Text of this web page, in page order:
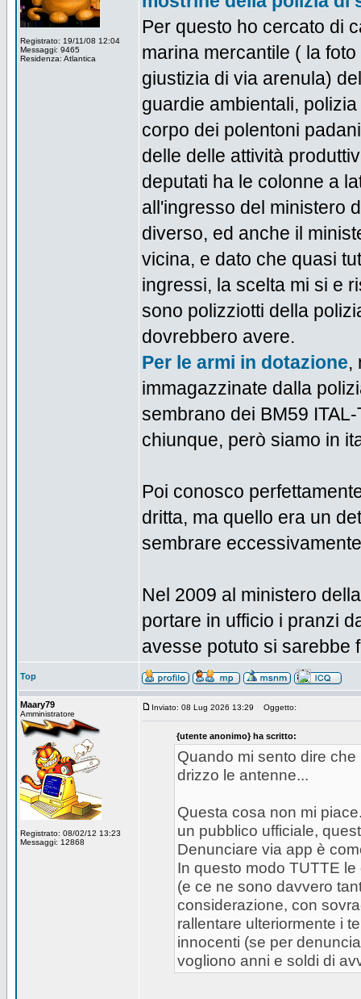
Registrato: 19/11/08 12:04
Messaggi: 9465
Residenza: Atlantica
Per questo ho cercato di
marina mercantile ( la
giustizia di via arenula)
guardie ambientali,
corpo dei polentoni
delle delle attività
deputati ha le colonne a
all'ingresso del ministero
diverso, ed anche il
vicina, e dato che quasi
ingressi, la scelta mi si e
sono polizziotti della
dovrebbero avere.
Per le armi in dotazione,
immagazzinate dalla
sembrano dei BM59
chiunque, però siamo in
Poi conosco
dritta, ma quello era un
sembrare
Nel 2009 al ministero
portare in ufficio i pranzi
avesse potuto si sarebbe
Top
Maary79
Amministratore
Registrato: 08/02/12 13:23
Messaggi: 12868
Inviato: 08 Lug 2026 13:29 Oggetto:
{utente anonimo} ha scritto:
Quando mi sento dire
drizzo le antenne...
Questa cosa non mi
un pubblico ufficiale,
Denunciare via app è
In questo modo TUTTE
(e ce ne sono davvero
considerazione, con
rallentare ulteriormente i
innocenti (se per
vogliono anni e soldi di